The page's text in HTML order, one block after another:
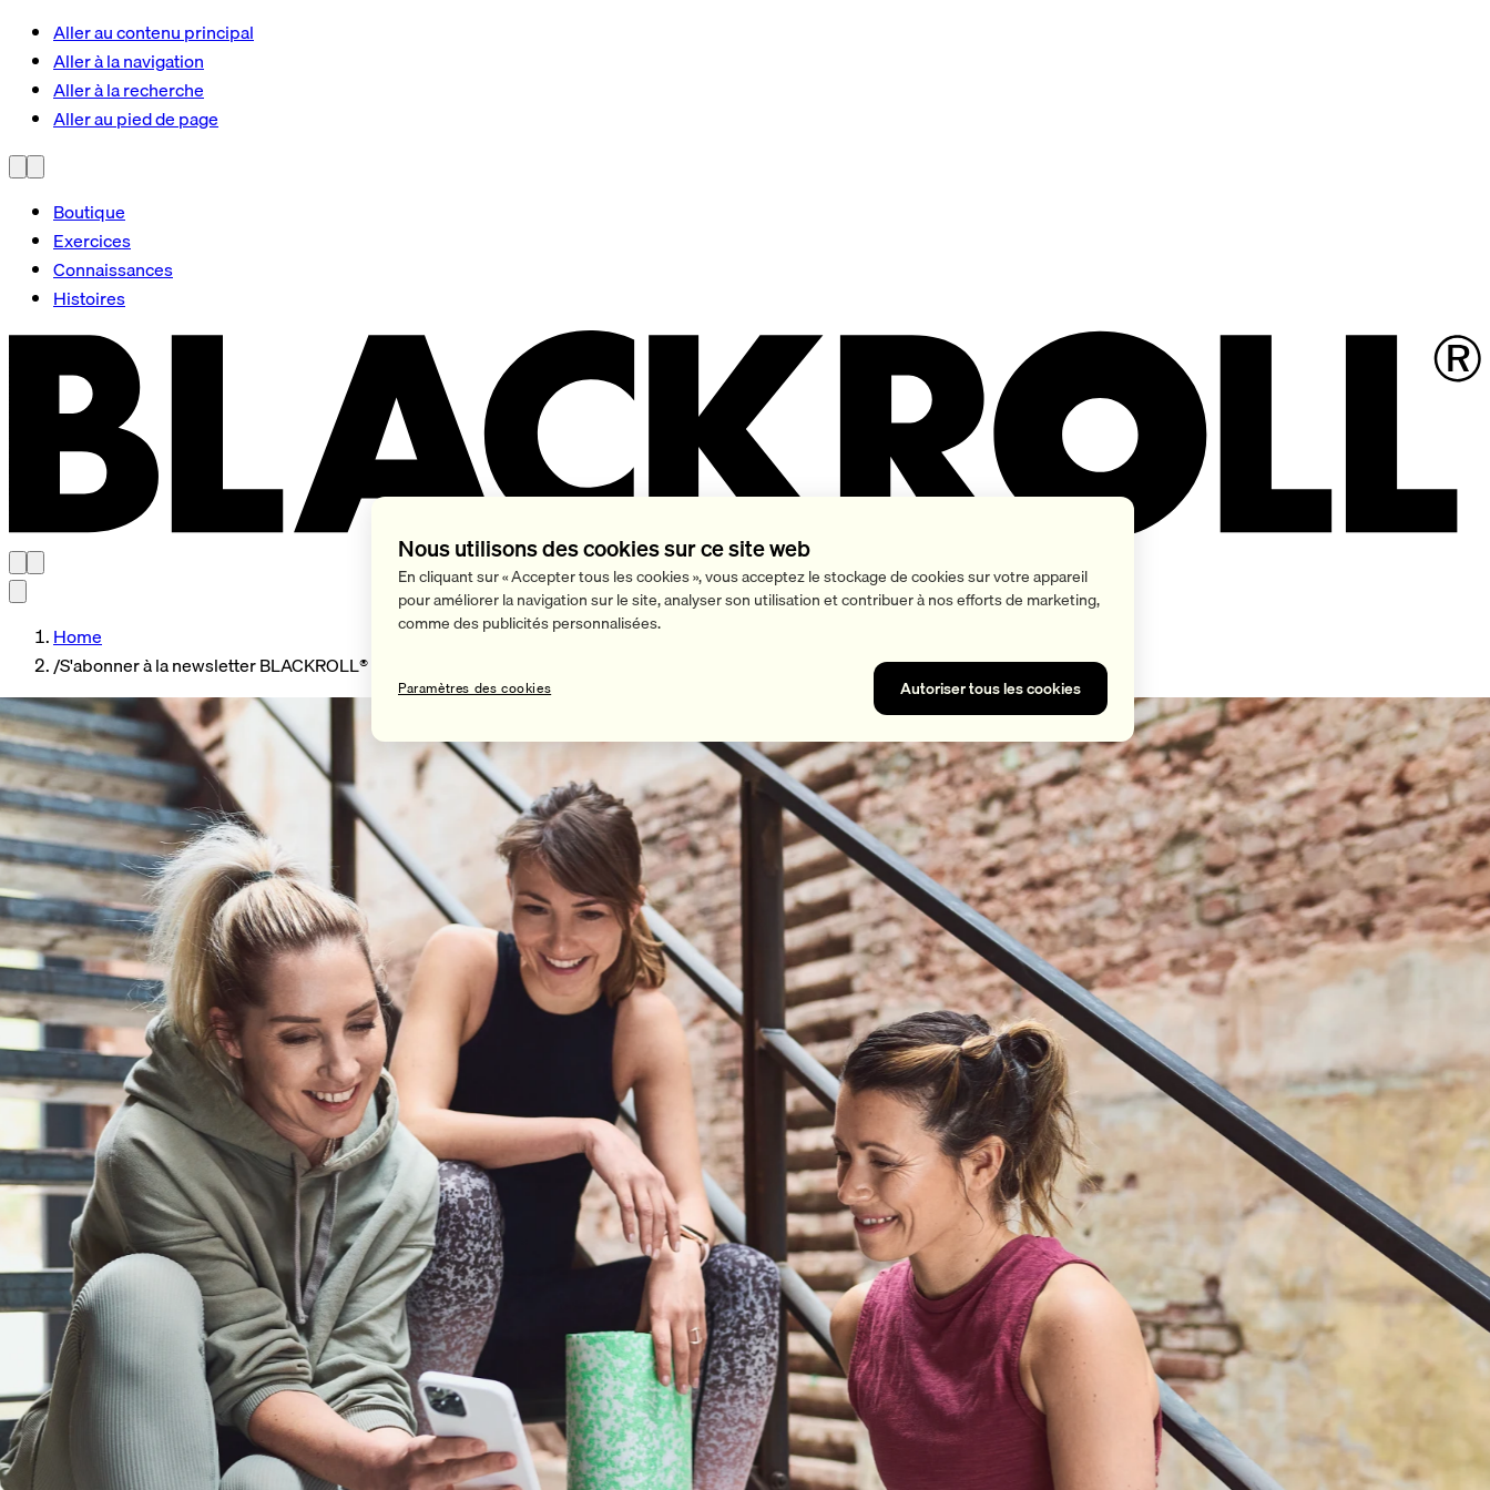
Aller au contenu principal
Aller à la navigation
Aller à la recherche
Aller au pied de page
Boutique
Exercices
Connaissances
Histoires
Home
/S'abonner à la newsletter BLACKROLL®
Nous utilisons des cookies sur ce site web
En cliquant sur « Accepter tous les cookies », vous acceptez le stockage de cookies sur votre appareil
pour améliorer la navigation sur le site, analyser son utilisation et contribuer à nos efforts de marketing,
comme des publicités personnalisées.
Autoriser tous les cookies
Paramètres des cookies